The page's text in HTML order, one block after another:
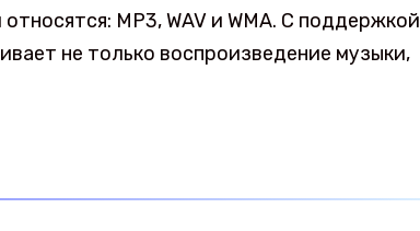
MP3, WAV и WMA. С поддержкой
не только воспроизведение музыки,